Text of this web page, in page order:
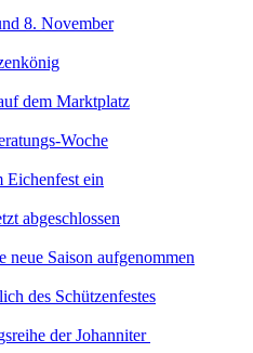
8. November
dem Marktplatz
Woche
ein
abgeschlossen
Saison aufgenommen
des Schützenfestes
der Johanniter